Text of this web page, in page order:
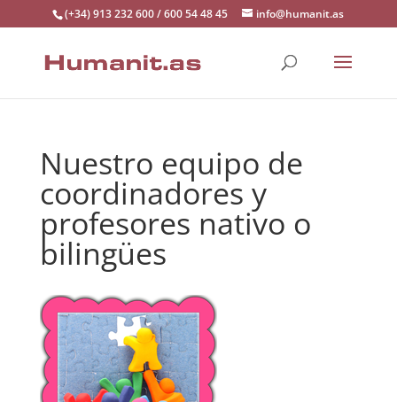
(+34) 913 232 600 / 600 54 48 45 info@humanit.as
Nuestro equipo de
coordinadores y
profesores nativo o
bilingües